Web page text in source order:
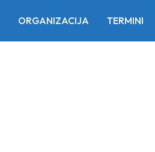
ORGANIZACIJA TERMINI